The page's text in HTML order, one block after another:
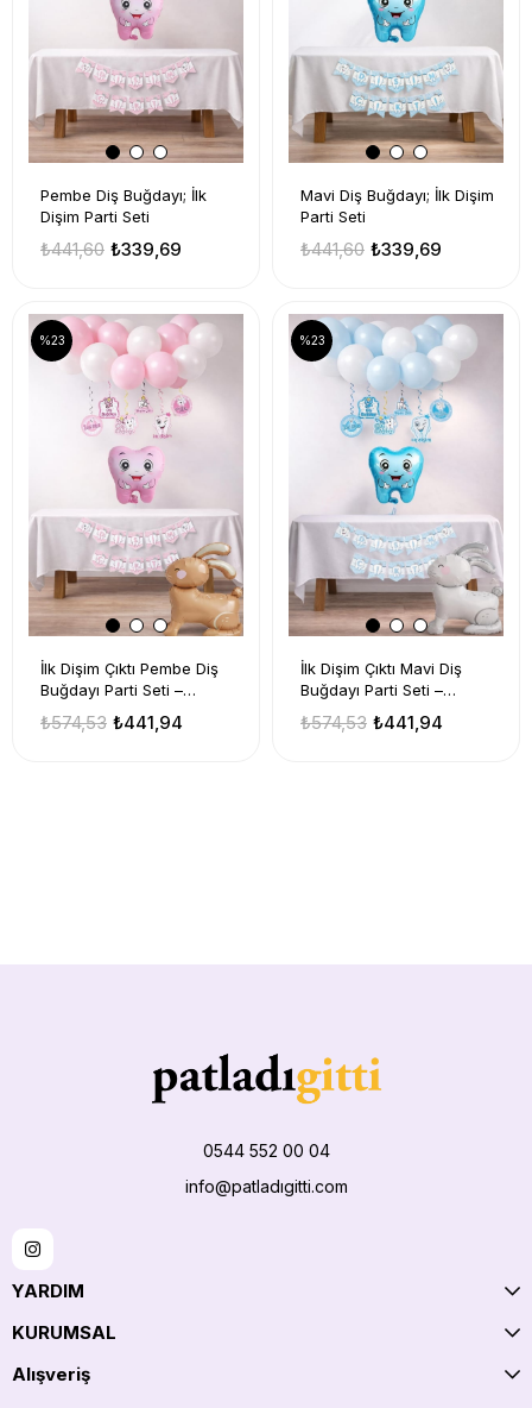
Pembe Diş Buğdayı; İlk
Dişim Parti Seti
₺339,69
₺441,60
Mavi Diş Buğdayı; İlk Dişim
Parti Seti
₺339,69
₺441,60
İlk Dişim Çıktı Pembe Diş
Buğdayı Parti Seti –
₺441,94
₺574,53
%23
İlk Dişim Çıktı Mavi Diş
Buğdayı Parti Seti –
₺441,94
₺574,53
%23
0544 552 00 04
info@patladıgitti.com
YARDIM
KURUMSAL
Alışveriş